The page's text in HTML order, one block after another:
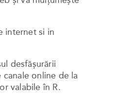
internet si in
desfăşurării
online de la
valabile în R.